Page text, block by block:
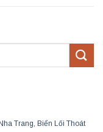
Trang, Biển Lối Thoát